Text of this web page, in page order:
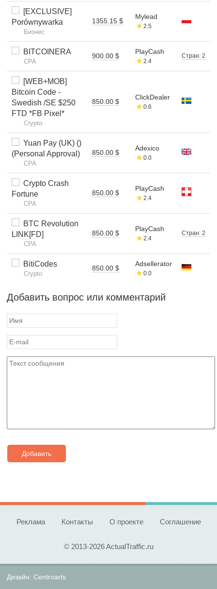
[EXCLUSIVE]
Porównywarka
Бизнес
1355.15 $
Mylead
2.5
BITCOINERA
CPA
900.00 $
PlayCash
2.4
Стран: 2
[WEB+MOB]
Bitcoin Code -
Swedish /SE $250
FTD *FB Pixel*
Crypto
850.00 $
ClickDealer
0.6
Yuan Pay (UK) ()
(Personal Approval)
CPA
850.00 $
Adexico
0.0
Crypto Crash
Fortune
CPA
850.00 $
PlayCash
2.4
BTC Revolution
LINK[FD]
CPA
850.00 $
PlayCash
2.4
Стран: 2
BitiCodes
Crypto
850.00 $
Adsellerator
0.0
Добавить вопрос или комментарий
Добавить
Реклама Контакты О проекте Соглашение
© 2013-2026 ActualTraffic.ru
Дизайн: Centroarts